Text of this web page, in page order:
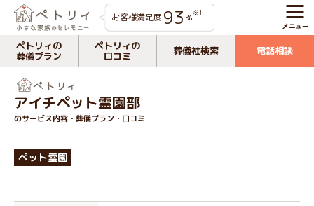
お客様満足度 93 %※1
ペトリィの
葬儀プラン
ペトリィの
口コミ
葬儀社検索 電話相談
アイチペット霊園部
のサービス内容・葬儀プラン・口コミ
ペット霊園